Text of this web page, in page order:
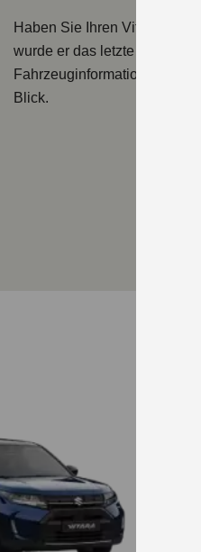
Haben Sie Ihren Vitara
wurde er das letzte Mal
Fahrzeuginformationen
Blick.